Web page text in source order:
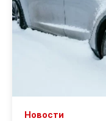
Новости